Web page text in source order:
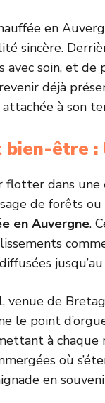
en
sincère.
avec soin, et
déjà
à son
être
dans une
de forêts
en Auvergne.
de
le point
à
où
en